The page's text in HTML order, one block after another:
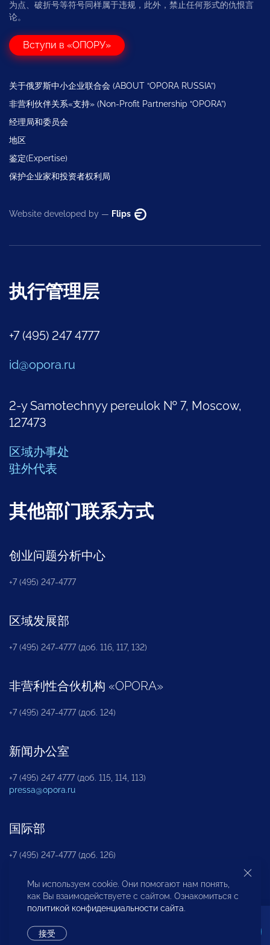
为点、破折号等符号同样属于违规，此外，禁止任何形式的仇恨言
论。
Вступи в «ОПОРУ»
关于俄罗斯中小企业联合会 (ABOUT “OPORA RUSSIA”)
非营利伙伴关系«支持» (Non-Profit Partnership “OPORA”)
经理局和委员会
地区
鉴定(Expertise)
保护企业家和投资者权利局
Website developed by — Flips
执行管理层
+7 (495) 247 4777
id@opora.ru
2-y Samotechnyy pereulok № 7, Moscow,
127473
区域办事处
驻外代表
其他部门联系方式
创业问题分析中心
+7 (495) 247-4777
区域发展部
+7 (495) 247-4777 (доб. 116, 117, 132)
非营利性合伙机构 «OPORA»
+7 (495) 247-4777 (доб. 124)
新闻办公室
+7 (495) 247 4777 (доб. 115, 114, 113)
pressa@opora.ru
国际部
+7 (495) 247-4777 (доб. 126)
商投权益保护部
Мы используем cookie. Они помогают нам понять,
как Вы взаимодействуете с сайтом. Ознакомиться с
политикой конфиденциальности сайта.
接受